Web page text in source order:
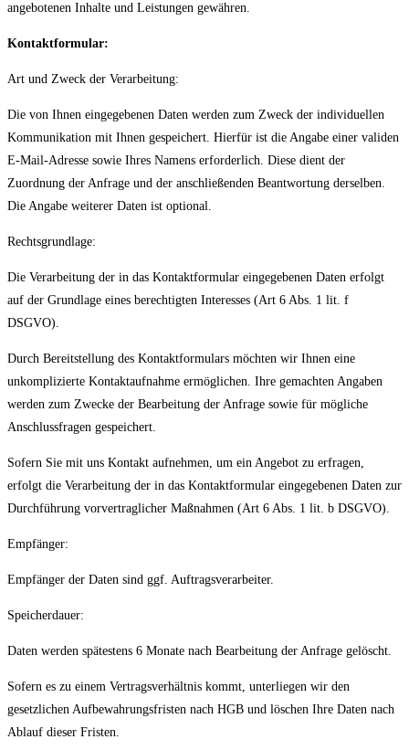
angebotenen Inhalte und Leistungen gewähren.
Kontaktformular:
Art und Zweck der Verarbeitung:
Die von Ihnen eingegebenen Daten werden zum Zweck der individuellen
Kommunikation mit Ihnen gespeichert. Hierfür ist die Angabe einer validen
E-Mail-Adresse sowie Ihres Namens erforderlich. Diese dient der
Zuordnung der Anfrage und der anschließenden Beantwortung derselben.
Die Angabe weiterer Daten ist optional.
Rechtsgrundlage:
Die Verarbeitung der in das Kontaktformular eingegebenen Daten erfolgt
auf der Grundlage eines berechtigten Interesses (Art 6 Abs. 1 lit. f
DSGVO).
Durch Bereitstellung des Kontaktformulars möchten wir Ihnen eine
unkomplizierte Kontaktaufnahme ermöglichen. Ihre gemachten Angaben
werden zum Zwecke der Bearbeitung der Anfrage sowie für mögliche
Anschlussfragen gespeichert.
Sofern Sie mit uns Kontakt aufnehmen, um ein Angebot zu erfragen,
erfolgt die Verarbeitung der in das Kontaktformular eingegebenen Daten zur
Durchführung vorvertraglicher Maßnahmen (Art 6 Abs. 1 lit. b DSGVO).
Empfänger:
Empfänger der Daten sind ggf. Auftragsverarbeiter.
Speicherdauer:
Daten werden spätestens 6 Monate nach Bearbeitung der Anfrage gelöscht.
Sofern es zu einem Vertragsverhältnis kommt, unterliegen wir den
gesetzlichen Aufbewahrungsfristen nach HGB und löschen Ihre Daten nach
Ablauf dieser Fristen.